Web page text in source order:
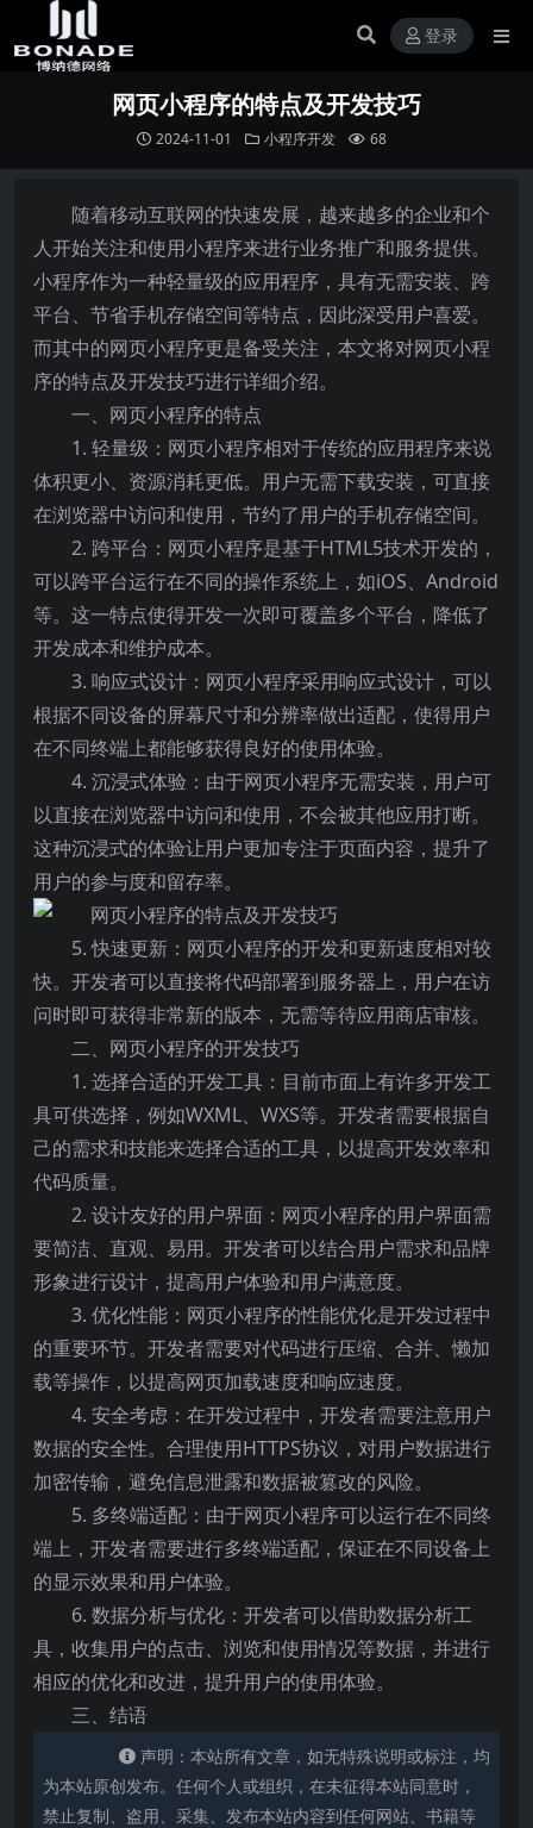
登录
网页小程序的特点及开发技巧
2024-11-01 小程序开发 68
随着移动互联网的快速发展，越来越多的企业和个
人开始关注和使用小程序来进行业务推广和服务提供。
小程序作为一种轻量级的应用程序，具有无需安装、跨
平台、节省手机存储空间等特点，因此深受用户喜爱。
而其中的网页小程序更是备受关注，本文将对网页小程
序的特点及开发技巧进行详细介绍。
一、网页小程序的特点
1. 轻量级：网页小程序相对于传统的应用程序来说
体积更小、资源消耗更低。用户无需下载安装，可直接
在浏览器中访问和使用，节约了用户的手机存储空间。
2. 跨平台：网页小程序是基于HTML5技术开发的，
可以跨平台运行在不同的操作系统上，如iOS、Android
等。这一特点使得开发一次即可覆盖多个平台，降低了
开发成本和维护成本。
3. 响应式设计：网页小程序采用响应式设计，可以
根据不同设备的屏幕尺寸和分辨率做出适配，使得用户
在不同终端上都能够获得良好的使用体验。
4. 沉浸式体验：由于网页小程序无需安装，用户可
以直接在浏览器中访问和使用，不会被其他应用打断。
这种沉浸式的体验让用户更加专注于页面内容，提升了
用户的参与度和留存率。
5. 快速更新：网页小程序的开发和更新速度相对较
快。开发者可以直接将代码部署到服务器上，用户在访
问时即可获得非常新的版本，无需等待应用商店审核。
二、网页小程序的开发技巧
1. 选择合适的开发工具：目前市面上有许多开发工
具可供选择，例如WXML、WXS等。开发者需要根据自
己的需求和技能来选择合适的工具，以提高开发效率和
代码质量。
2. 设计友好的用户界面：网页小程序的用户界面需
要简洁、直观、易用。开发者可以结合用户需求和品牌
形象进行设计，提高用户体验和用户满意度。
3. 优化性能：网页小程序的性能优化是开发过程中
的重要环节。开发者需要对代码进行压缩、合并、懒加
载等操作，以提高网页加载速度和响应速度。
4. 安全考虑：在开发过程中，开发者需要注意用户
数据的安全性。合理使用HTTPS协议，对用户数据进行
加密传输，避免信息泄露和数据被篡改的风险。
5. 多终端适配：由于网页小程序可以运行在不同终
端上，开发者需要进行多终端适配，保证在不同设备上
的显示效果和用户体验。
6. 数据分析与优化：开发者可以借助数据分析工
具，收集用户的点击、浏览和使用情况等数据，并进行
相应的优化和改进，提升用户的使用体验。
三、结语
声明：本站所有文章，如无特殊说明或标注，均
为本站原创发布。任何个人或组织，在未征得本站同意时，
禁止复制、盗用、采集、发布本站内容到任何网站、书籍等